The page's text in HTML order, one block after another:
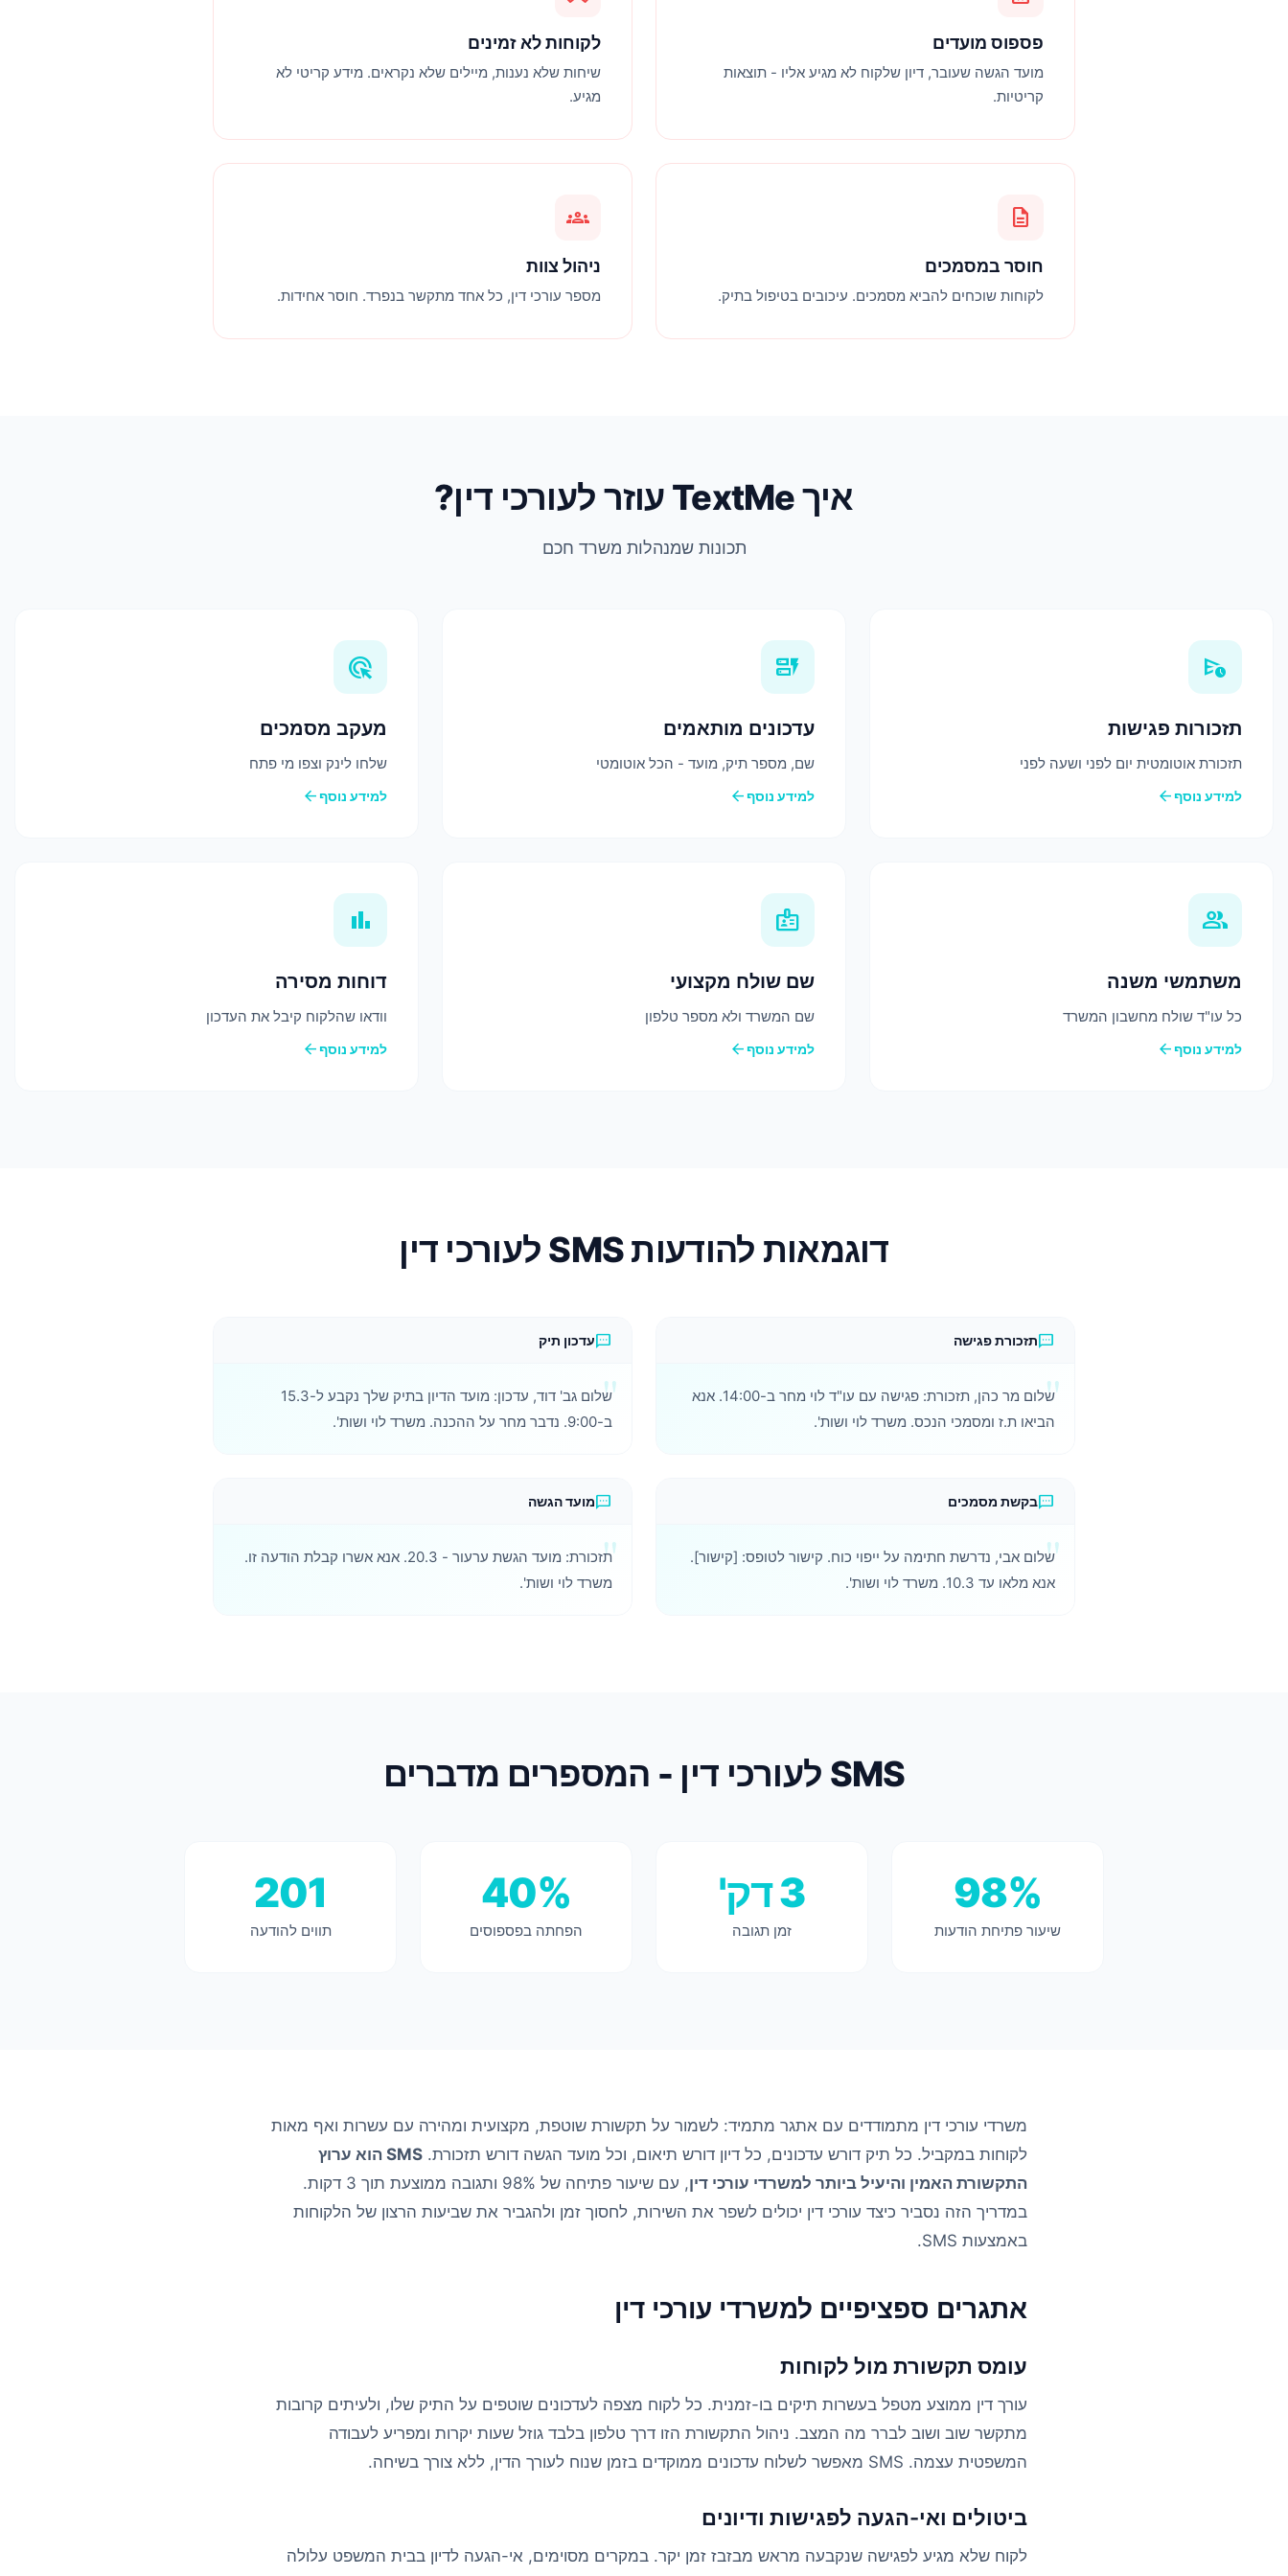
פספוס מועדים
מועד הגשה שעובר, דיון שלקוח לא מגיע אליו - תוצאות
קריטיות.
לקוחות לא זמינים
שיחות שלא נענות, מיילים שלא נקראים. מידע קריטי לא
מגיע.
description
חוסר במסמכים
לקוחות שוכחים להביא מסמכים. עיכובים בטיפול בתיק.
groups
ניהול צוות
מספר עורכי דין, כל אחד מתקשר בנפרד. חוסר אחידות.
איך TextMe עוזר לעורכי דין?
תכונות שמנהלות משרד חכם
schedule_send
תזכורות פגישות
תזכורת אוטומטית יום לפני ושעה לפני
למידע נוסףarrow_back
dynamic_form
עדכונים מותאמים
שם, מספר תיק, מועד - הכל אוטומטי
למידע נוסףarrow_back
ads_click
מעקב מסמכים
שלחו לינק וצפו מי פתח
למידע נוסףarrow_back
group
משתמשי משנה
כל עו"ד שולח מחשבון המשרד
למידע נוסףarrow_back
badge
שם שולח מקצועי
שם המשרד ולא מספר טלפון
למידע נוסףarrow_back
bar_chart
דוחות מסירה
וודאו שהלקוח קיבל את העדכון
למידע נוסףarrow_back
דוגמאות להודעות SMS לעורכי דין
smsתזכורת פגישה
שלום מר כהן, תזכורת: פגישה עם עו"ד לוי מחר ב-14:00. אנא
הביאו ת.ז ומסמכי הנכס. משרד לוי ושות'.
smsעדכון תיק
שלום גב' דוד, עדכון: מועד הדיון בתיק שלך נקבע ל-15.3
ב-9:00. נדבר מחר על ההכנה. משרד לוי ושות'.
smsבקשת מסמכים
שלום אבי, נדרשת חתימה על ייפוי כוח. קישור לטופס: [קישור].
אנא מלאו עד 10.3. משרד לוי ושות'.
smsמועד הגשה
תזכורת: מועד הגשת ערעור - 20.3. אנא אשרו קבלת הודעה זו.
משרד לוי ושות'.
SMS לעורכי דין - המספרים מדברים
98%
שיעור פתיחת הודעות
3 דק'
זמן תגובה
40%
הפחתה בפספוסים
201
תווים להודעה
משרדי עורכי דין מתמודדים עם אתגר מתמיד: לשמור על תקשורת שוטפת, מקצועית ומהירה עם עשרות ואף מאות
לקוחות במקביל. כל תיק דורש עדכונים, כל דיון דורש תיאום, וכל מועד הגשה דורש תזכורת.
SMS הוא ערוץ
התקשורת האמין והיעיל ביותר למשרדי עורכי דין
, עם שיעור פתיחה של 98% ותגובה ממוצעת תוך 3 דקות.
במדריך הזה נסביר כיצד עורכי דין יכולים לשפר את השירות, לחסוך זמן ולהגביר את שביעות הרצון של הלקוחות
באמצעות SMS.
אתגרים ספציפיים למשרדי עורכי דין
עומס תקשורת מול לקוחות
עורך דין ממוצע מטפל בעשרות תיקים בו-זמנית. כל לקוח מצפה לעדכונים שוטפים על התיק שלו, ולעיתים קרובות
מתקשר שוב ושוב לברר מה המצב. ניהול התקשורת הזו דרך טלפון בלבד גוזל שעות יקרות ומפריע לעבודה
המשפטית עצמה. SMS מאפשר לשלוח עדכונים ממוקדים בזמן שנוח לעורך הדין, ללא צורך בשיחה.
ביטולים ואי-הגעה לפגישות ודיונים
לקוח שלא מגיע לפגישה שנקבעה מראש מבזבז זמן יקר. במקרים מסוימים, אי-הגעה לדיון בבית המשפט עלולה